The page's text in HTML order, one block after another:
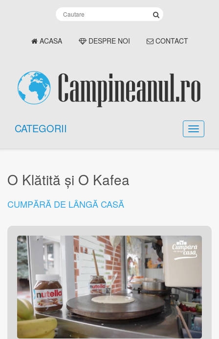
ACASA DESPRE NOI CONTACT
CATEGORII
O Klătită și O Kafea
CUMPĂRĂ DE LÂNGĂ CASĂ